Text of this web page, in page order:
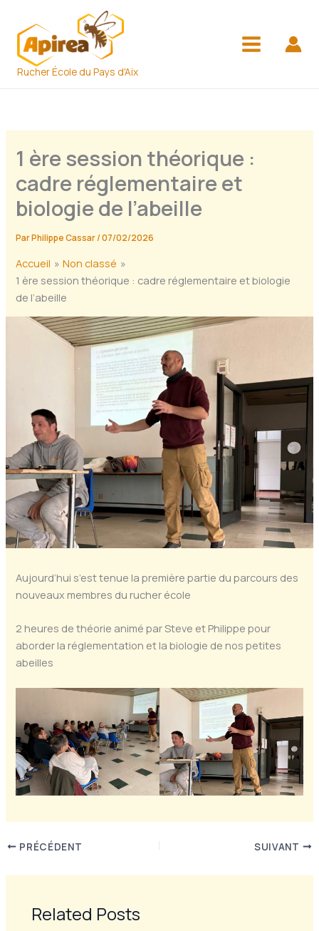
contenu
Rucher École du Pays d'Aix
1 ère session théorique :
cadre réglementaire et
biologie de l’abeille
ParPhilippe Cassar/07/02/2026
Accueil
Non classé
1 ère session théorique : cadre réglementaire et biologie
de l’abeille
Aujourd’hui s’est tenue la première partie du parcours des
nouveaux membres du rucher école
2 heures de théorie animé par Steve et Philippe pour
aborder la réglementation et la biologie de nos petites
abeilles
PRÉCÉDENT SUIVANT
Related Posts